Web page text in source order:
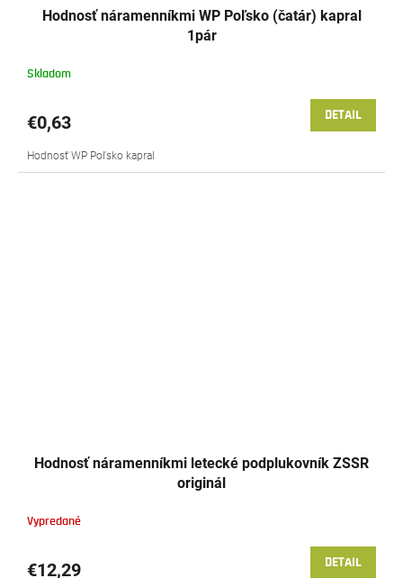
Hodnosť náramenníkmi WP Poľsko (čatár) kapral
1pár
Skladom
€0,63 DETAIL
Hodnosť WP Poľsko kapral
Hodnosť náramenníkmi letecké podplukovník ZSSR
originál
Vypredané
€12,29 DETAIL